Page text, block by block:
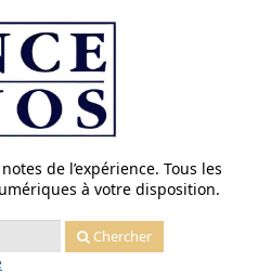
de l’expérience. Tous les
à votre disposition.
Chercher